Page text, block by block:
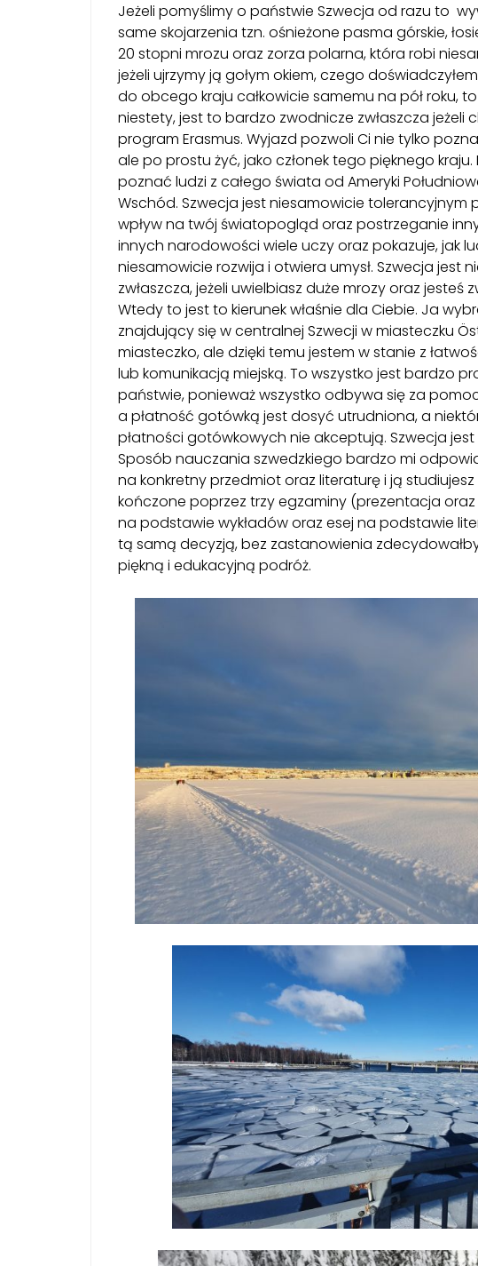
Jeżeli pomyślimy o państwie Szwecja od razu to
same skojarzenia tzn. ośnieżone pasma górskie,
20 stopni mrozu oraz zorza polarna, która robi
jeżeli ujrzymy ją gołym okiem, czego
do obcego kraju całkowicie samemu na pół roku,
niestety, jest to bardzo zwodnicze zwłaszcza jeżeli
program Erasmus. Wyjazd pozwoli Ci nie tylko
ale po prostu żyć, jako członek tego pięknego
poznać ludzi z całego świata od Ameryki
Wschód. Szwecja jest niesamowicie
wpływ na twój światopogląd oraz postrzeganie
innych narodowości wiele uczy oraz pokazuje, jak
niesamowicie rozwija i otwiera umysł. Szwecja jest
zwłaszcza, jeżeli uwielbiasz duże mrozy oraz jesteś
Wtedy to jest to kierunek właśnie dla Ciebie. Ja
znajdujący się w centralnej Szwecji w miasteczku
miasteczko, ale dzięki temu jestem w stanie z
lub komunikacją miejską. To wszystko jest bardzo
państwie, ponieważ wszystko odbywa się za
a płatność gotówką jest dosyć utrudniona, a
płatności gotówkowych nie akceptują. Szwecja
Sposób nauczania szwedzkiego bardzo mi
na konkretny przedmiot oraz literaturę i ją
kończone poprzez trzy egzaminy (prezentacja
na podstawie wykładów oraz esej na podstawie
tą samą decyzją, bez zastanowienia
piękną i edukacyjną podróż.